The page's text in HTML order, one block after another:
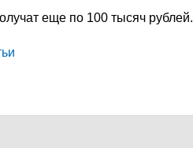
еще по 100 тысяч рублей.